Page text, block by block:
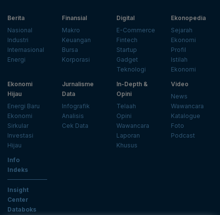
Berita
Nasional
Industri
Internasional
Energi
Finansial
Makro
Keuangan
Bursa
Korporasi
Digital
E-Commerce
Fintech
Startup
Gadget
Teknologi
Ekonopedia
Sejarah
Ekonomi
Profil
Istilah
Ekonomi
Ekonomi
Hijau
Energi Baru
Ekonomi
Sirkular
Investasi
Hijau
Jurnalisme
Data
Infografik
Analisis
Cek Data
In-Depth &
Opini
Telaah
Opini
Wawancara
Laporan
Khusus
Video
News
Wawancara
Katalogue
Foto
Podcast
Info
Indeks
Insight
Center
Databoks